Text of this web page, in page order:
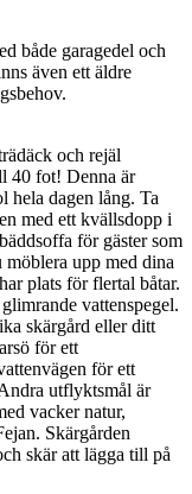
både garagedel och
även ett äldre
och rejäl
40 fot! Denna är
hela dagen lång. Ta
med ett kvällsdopp i
för gäster som
upp med dina
plats för flertal båtar.
vattenspegel.
skärgård eller ditt
för ett
för ett
utflyktsmål är
vacker natur,
Skärgården
skär att lägga till på